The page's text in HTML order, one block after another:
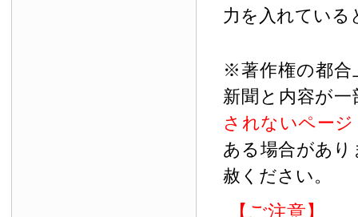
力を入れている
※著作権の都合
新聞と内容が
されないペー
ある場合があ
赦ください。
【ご注意】